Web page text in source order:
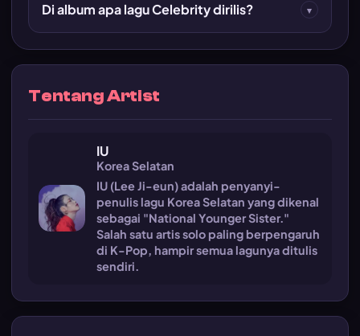
Di album apa lagu Celebrity dirilis? ▾
Tentang Artist
IU
Korea Selatan
IU (Lee Ji-eun) adalah penyanyi-
penulis lagu Korea Selatan yang dikenal
sebagai "National Younger Sister."
Salah satu artis solo paling berpengaruh
di K-Pop, hampir semua lagunya ditulis
sendiri.